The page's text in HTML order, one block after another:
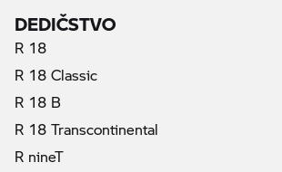
DEDIČSTVO
R 18
R 18 Classic
R 18 B
R 18 Transcontinental
R nineT